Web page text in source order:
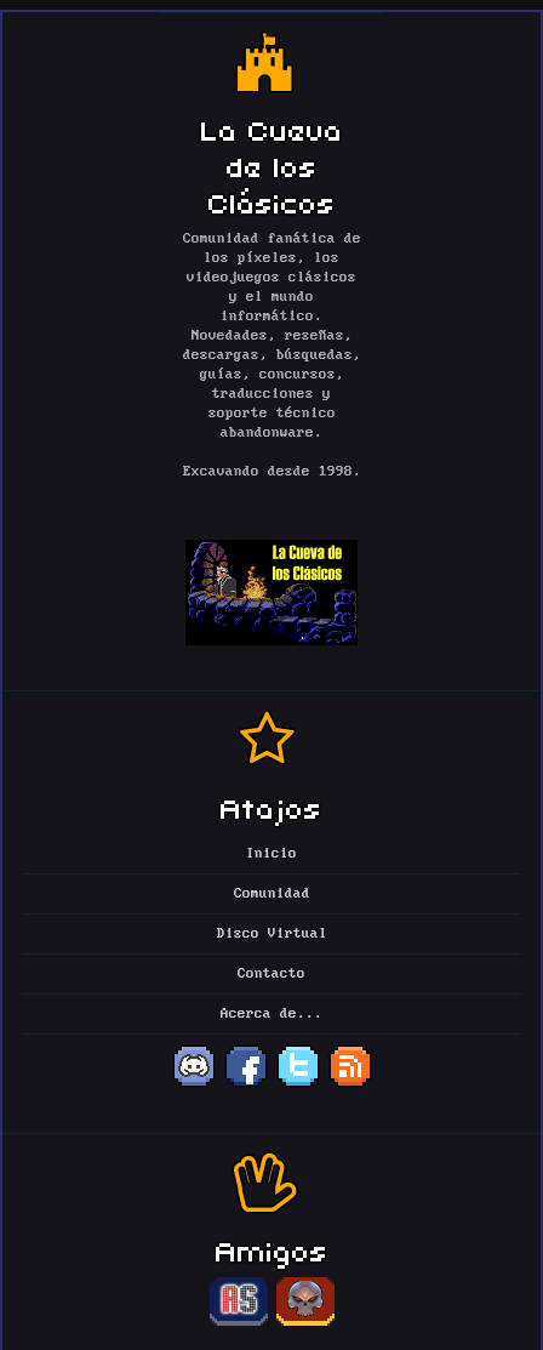
La Cueva
de los
Clásicos
Comunidad fanática de
los píxeles, los
videojuegos clásicos
y el mundo
informático.
Novedades, reseñas,
descargas, búsquedas,
guías, concursos,
traducciones y
soporte técnico
abandonware.
Excavando desde 1998.
Atajos
Inicio
Comunidad
Disco Virtual
Contacto
Acerca de...
Amigos